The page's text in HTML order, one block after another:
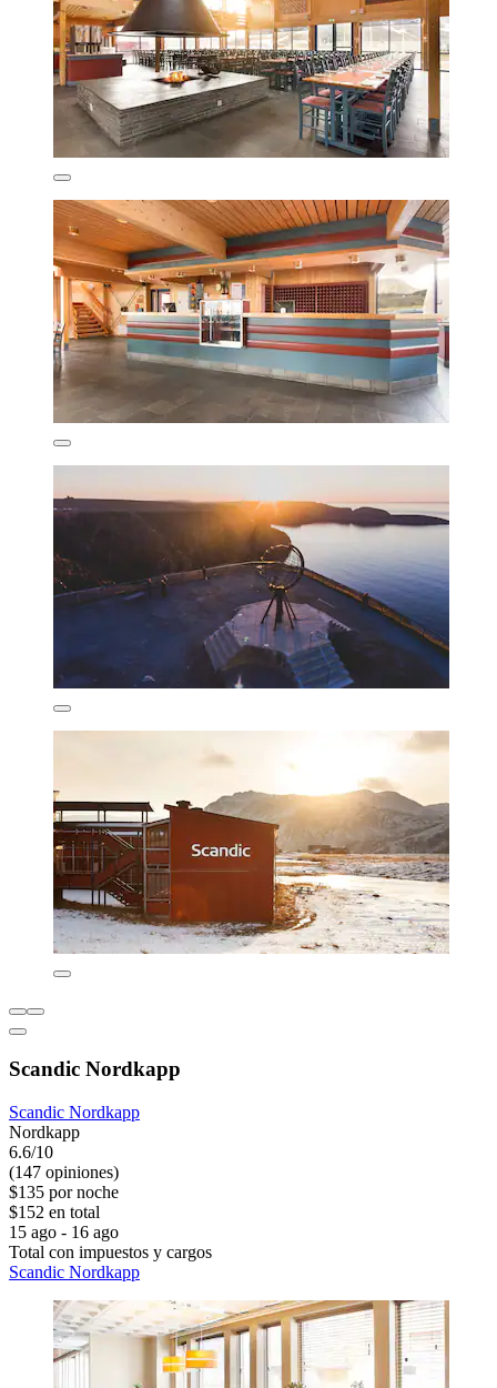
Scandic Nordkapp
Scandic Nordkapp
Nordkapp
6.6/10
(147 opiniones)
$135 por noche
$152 en total
15 ago - 16 ago
Total con impuestos y cargos
Scandic Nordkapp